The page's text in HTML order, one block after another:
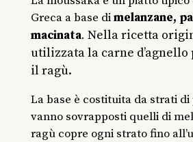
Greca a base dimelanzane,
macinata. Nella ricetta
utilizzata la carne
il ragù.
La base è costituita da strati
vanno sovrapposti quelli di
ragù copre ogni strato fino